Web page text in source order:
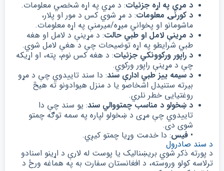
د مړي په اړه جزئیات: د مړي په اړه شخصي معلومات.
د کورنۍ معلومات: د مړ شوي کس د مور او پلار،
ماشومانو او پخواني میړه/میرمنې په اړه معلومات.
د مړینې لامل او طبي حالت: د مړینې د لامل او هغه
طبي شرایطو په اړه توضیحات چې د هغې لامل شوي.
د راپور ورکوونکي جزئیات: د هغه کس نوم، پته، او اړیکه
چې د مړینې راپور ورکوي.
د سیمه ییز طبي ادارې سند: دا سند تاییدوي چې د مړو
بیرته ستنیدل اشخاصو یا د منزل هیوادونو ته هیڅ
روغتیایی خطر نلري.
د ښخولو د مناسب چمتووالي سند: یو سند چې دا
تاییدوي چې مړی د ښخولو لپاره په سمه توګه چمتو
شوی دی.
• فیس: دا خدمت وړیا چمتو کیږي.
د سند صادرول
د پورته ذکر شوي بریښنالیک یا پوست له لارې د اړینو اسنادو
ترلاسه کولو وروسته، د افغانستان سفارت به په هماغه ورځ د